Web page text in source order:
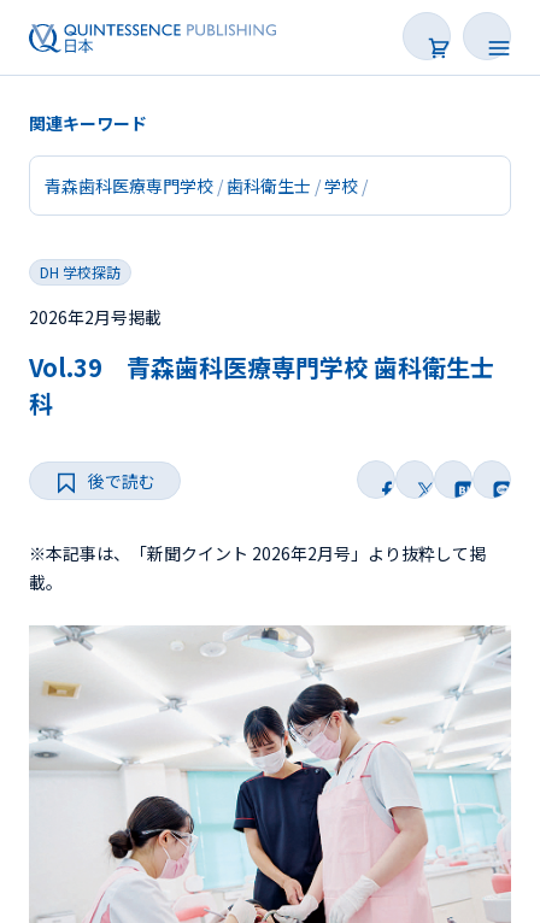
新着
関連キーワード
青森歯科医療専門学校 歯科衛生士 学校
DH 学校探訪
2026年2月号掲載
Vol.39 青森歯科医療専門学校 歯科衛生士
科
後で読む
※本記事は、「新聞クイント 2026年2月号」より抜粋して掲
載。